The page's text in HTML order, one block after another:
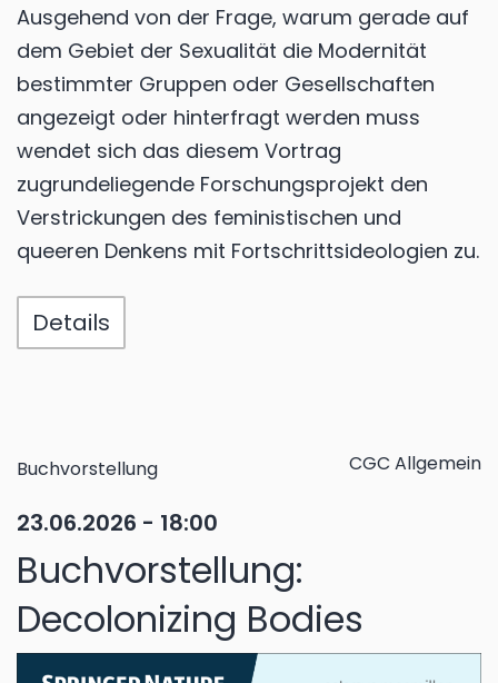
Ausgehend von der Frage, warum gerade auf
dem Gebiet der Sexualität die Modernität
bestimmter Gruppen oder Gesellschaften
angezeigt oder hinterfragt werden muss
wendet sich das diesem Vortrag
zugrundeliegende Forschungsprojekt den
Verstrickungen des feministischen und
queeren Denkens mit Fortschrittsideologien zu.
Details
Buchvorstellung CGC Allgemein
23.06.2026 - 18:00
Buchvorstellung:
Decolonizing Bodies